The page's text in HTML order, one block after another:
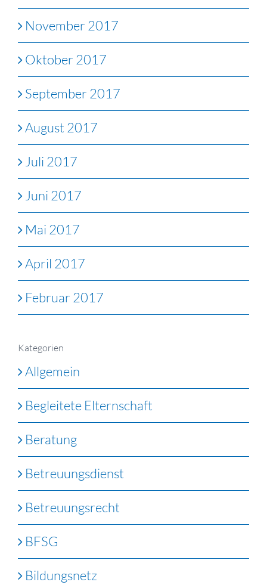
November 2017
Oktober 2017
September 2017
August 2017
Juli 2017
Juni 2017
Mai 2017
April 2017
Februar 2017
Kategorien
Allgemein
Begleitete Elternschaft
Beratung
Betreuungsdienst
Betreuungsrecht
BFSG
Bildungsnetz